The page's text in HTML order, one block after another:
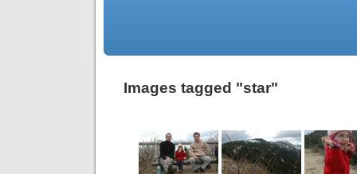
Images tagged "star"